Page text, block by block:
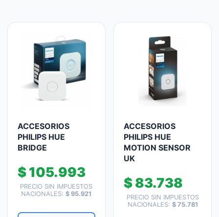
ACCESORIOS
PHILIPS HUE
BRIDGE
$105.993
PRECIO SIN IMPUESTOS
NACIONALES:$ 95.921
ACCESORIOS
PHILIPS HUE
MOTION SENSOR
UK
$83.738
PRECIO SIN IMPUESTOS
NACIONALES: $75.781